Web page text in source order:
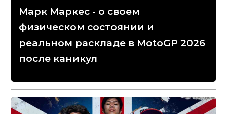
Марк Маркес - о своем
физическом состоянии и
реальном раскладе в MotoGP 2026
после каникул